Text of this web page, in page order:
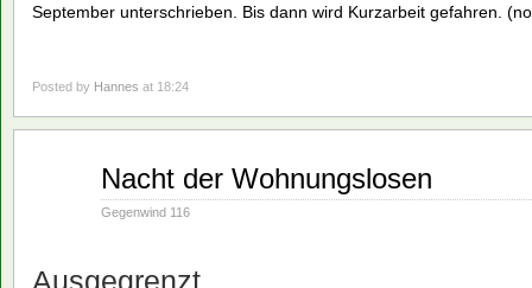
September unterschrieben. Bis dann wird Kurzarbeit gefahren.
Posted by Hannes at 18:24
Nacht der Wohnungslosen
Gegenwind 116
Ausgegrenzt